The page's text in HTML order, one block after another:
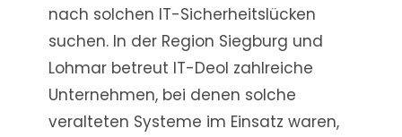
nach solchen IT-Sicherheitslücken
suchen. In der Region Siegburg und
Lohmar betreut IT-Deol zahlreiche
Unternehmen, bei denen solche
veralteten Systeme im Einsatz waren,